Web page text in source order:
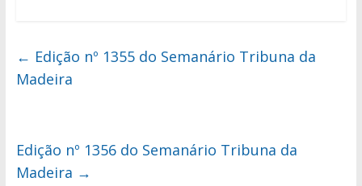
← Edição nº 1355 do Semanário Tribuna da
Madeira
Edição nº 1356 do Semanário Tribuna da
Madeira →